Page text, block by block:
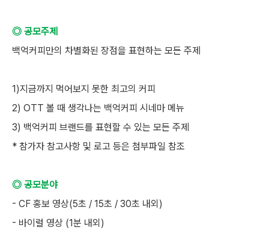
◎ 공모주제
백억커피만의 차별화된 장점을 표현하는 모든 주제
1)지금까지 먹어보지 못한 최고의 커피
2) OTT 볼 때 생각나는 백억커피 시네마 메뉴
3) 백억커피 브랜드를 표현할 수 있는 모든 주제
* 참가자 참고사항 및 로고 등은 첨부파일 참조
◎ 공모분야
- CF 홍보 영상(5초 / 15초 / 30초 내외)
- 바이럴 영상 (1분 내외)